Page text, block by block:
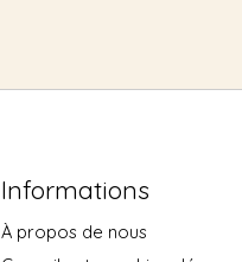
Informations
À propos de nous